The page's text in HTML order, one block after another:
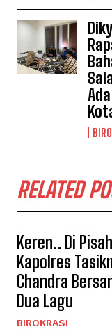
RELATED
Keren.. Di
Kapolres
Chandra
Dua Lagu
BIROKRASI